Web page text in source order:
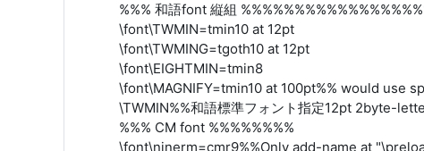
%%% 和語font 縦組
\font\TWMIN=tmin10 at 12pt
\font\TWMING=tgoth10 at 12pt
\font\EIGHTMIN=tmin8
\font\MAGNIFY=tmin10 at 100pt%% would use
\TWMIN%%和語標準フォント指定12pt 2byte-
%%% CM font %%%%%%%%
\font\ninerm=cmr9%%Only add-name at